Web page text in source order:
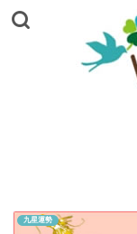
九星運勢